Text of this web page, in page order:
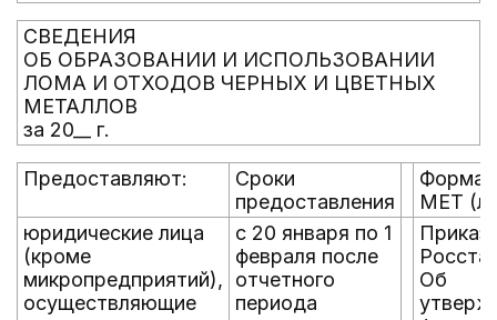
СВЕДЕНИЯ
ОБ ОБРАЗОВАНИИ И ИСПОЛЬЗОВАНИИ
ЛОМА И ОТХОДОВ ЧЕРНЫХ И ЦВЕТНЫХ
МЕТАЛЛОВ
за 20__ г.
Предоставляют:
Сроки
предоставления
Форма
МЕТ
юридические лица
(кроме
микропредприятий),
осуществляющие
с 20 января по 1
февраля после
отчетного
периода
Приказ
Об